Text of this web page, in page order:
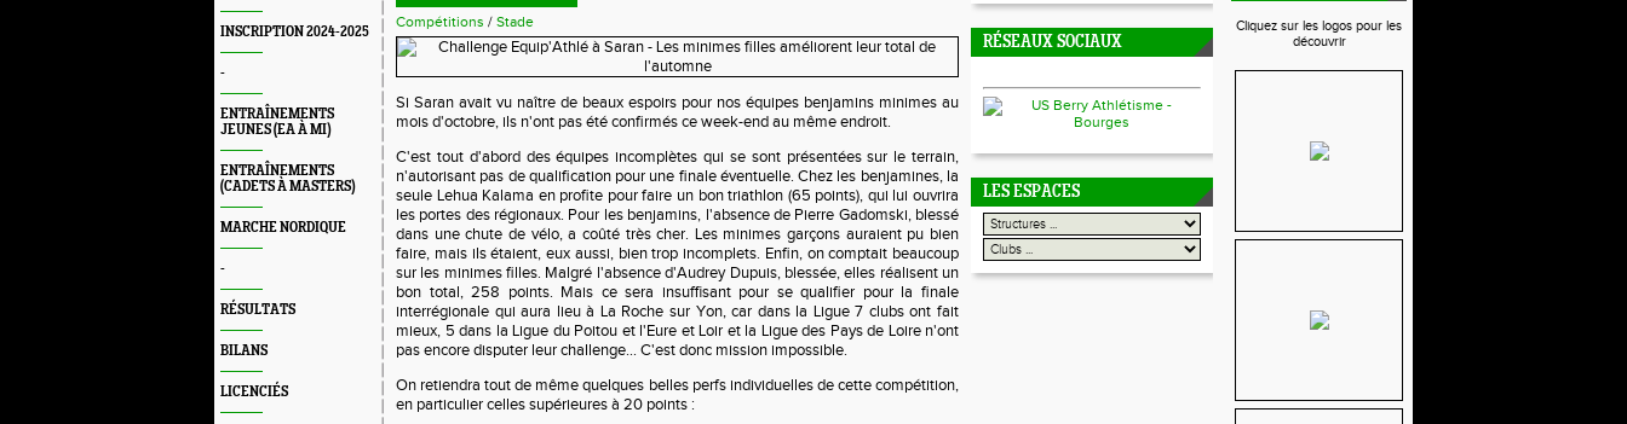
INSCRIPTION 2024-2025
-
ENTRAÎNEMENTS
JEUNES (EA À MI)
ENTRAÎNEMENTS
(CADETS À MASTERS)
MARCHE NORDIQUE
-
RÉSULTATS
BILANS
LICENCIÉS
Compétitions / Stade
Si Saran avait vu naître de beaux espoirs pour nos équipes benjamins minimes au
mois d'octobre, ils n'ont pas été confirmés ce week-end au même endroit.
C'est tout d'abord des équipes incomplètes qui se sont présentées sur le terrain,
n'autorisant pas de qualification pour une finale éventuelle. Chez les benjamines, la
seule Lehua Kalama en profite pour faire un bon triathlon (65 points), qui lui ouvrira
les portes des régionaux. Pour les benjamins, l'absence de Pierre Gadomski, blessé
dans une chute de vélo, a coûté très cher. Les minimes garçons auraient pu bien
faire, mais ils étaient, eux aussi, bien trop incomplets. Enfin, on comptait beaucoup
sur les minimes filles. Malgré l'absence d'Audrey Dupuis, blessée, elles réalisent un
bon total, 258 points. Mais ce sera insuffisant pour se qualifier pour la finale
interrégionale qui aura lieu à La Roche sur Yon, car dans la Ligue 7 clubs ont fait
mieux, 5 dans la Ligue du Poitou et l'Eure et Loir et la Ligue des Pays de Loire n'ont
pas encore disputer leur challenge... C'est donc mission impossible.
On retiendra tout de même quelques belles perfs individuelles de cette compétition,
en particulier celles supérieures à 20 points :
RÉSEAUX SOCIAUX
LES ESPACES
Cliquez sur les logos pour les
découvrir